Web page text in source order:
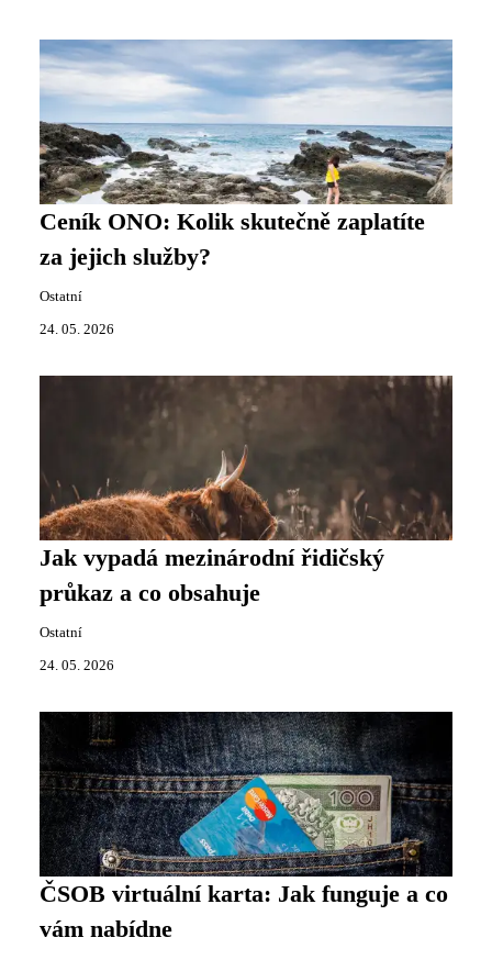
Ceník ONO: Kolik skutečně zaplatíte
za jejich služby?
Ostatní
24. 05. 2026
Jak vypadá mezinárodní řidičský
průkaz a co obsahuje
Ostatní
24. 05. 2026
ČSOB virtuální karta: Jak funguje a co
vám nabídne